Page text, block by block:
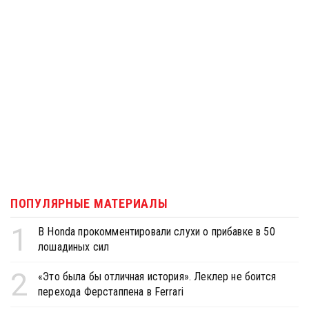
ПОПУЛЯРНЫЕ МАТЕРИАЛЫ
1
В Honda прокомментировали слухи о прибавке в 50
лошадиных сил
2
«Это была бы отличная история». Леклер не боится
перехода Ферстаппена в Ferrari